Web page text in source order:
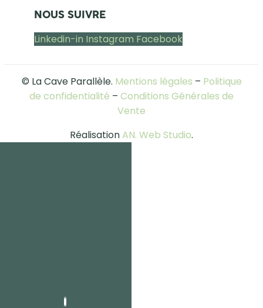
NOUS SUIVRE
Linkedin-in Instagram Facebook
© La Cave Parallèle. Mentions légales – Politique
de confidentialité – Conditions Générales de
Vente
RéalisationAN. Web Studio.